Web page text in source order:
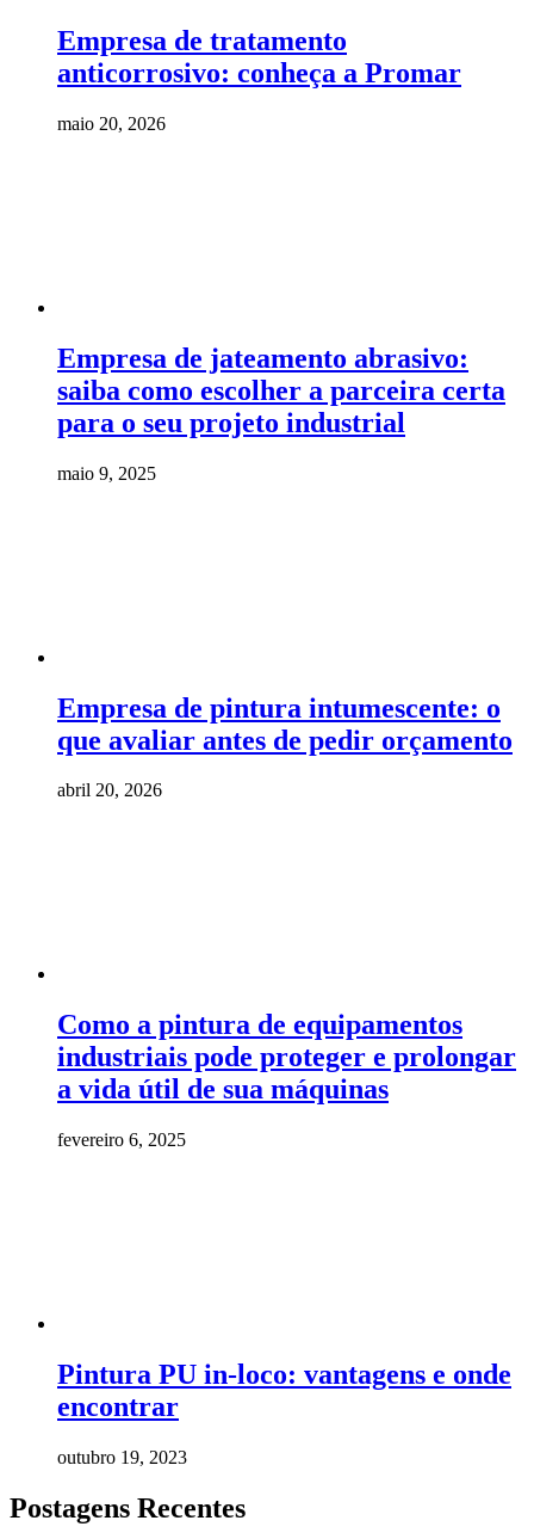
Empresa de tratamento
anticorrosivo: conheça a Promar
maio 20, 2026
Empresa de jateamento abrasivo:
saiba como escolher a parceira certa
para o seu projeto industrial
maio 9, 2025
Empresa de pintura intumescente: o
que avaliar antes de pedir orçamento
abril 20, 2026
Como a pintura de equipamentos
industriais pode proteger e prolongar
a vida útil de sua máquinas
fevereiro 6, 2025
Pintura PU in-loco: vantagens e onde
encontrar
outubro 19, 2023
Postagens Recentes